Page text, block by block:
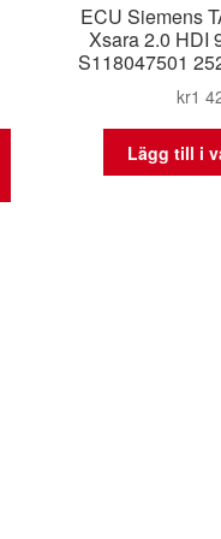
ECU Siemens
Xsara 2.0 HDI
S118047501
kr1
Lägg till i